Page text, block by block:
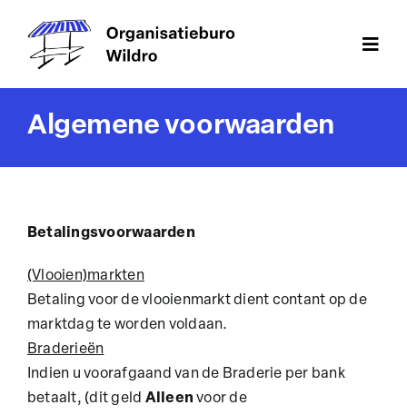
naar
inhoud
Themamarkten
Bedrijfsfeesten
Aanmelden
Contact
Algemene voorwaarden
Betalingsvoorwaarden
(Vlooien)markten
Betaling voor de vlooienmarkt dient contant op de
marktdag te worden voldaan.
Braderieën
Indien u voorafgaand van de Braderie per bank
betaalt, (dit geld Alleen voor de